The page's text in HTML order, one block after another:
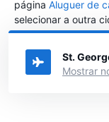
página Aluguer de
selecionar a outra
alugar um carro
St.
Mostrar